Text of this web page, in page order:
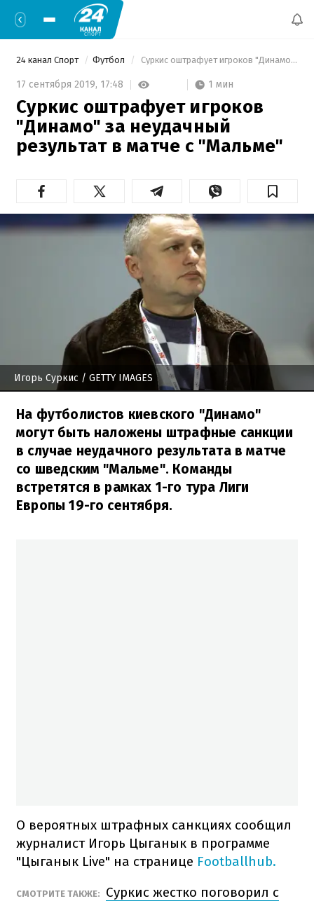
24 канал Спорт Футбол Суркис оштрафует игроков "Динамо" за неудачный результат в матче с "Мальме"
17 сентября 2019, 17:48 1 мин
Суркис оштрафует игроков
"Динамо" за неудачный
результат в матче с "Мальме"
Игорь Суркис / GETTY IMAGES
На футболистов киевского "Динамо"
могут быть наложены штрафные санкции
в случае неудачного результата в матче
со шведским "Мальме". Команды
встретятся в рамках 1-го тура Лиги
Европы 19-го сентября.
О вероятных штрафных санкциях сообщил
журналист Игорь Цыганык в программе
"Цыганык Live" на странице Footballhub.
СМОТРИТЕ ТАКЖЕ:
Суркис жестко поговорил с